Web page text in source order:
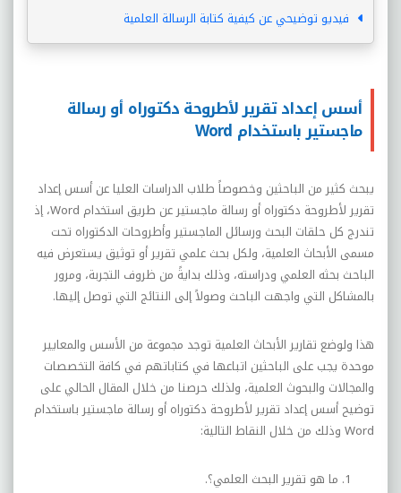
فيديو توضيحي عن كيفية كتابة الرسالة العلمية
أسس إعداد تقرير لأطروحة دكتوراه أو رسالة
ماجستير باستخدام Word
يبحث كثير من الباحثين وخصوصاً طلاب الدراسات العليا عن أسس إعداد
تقرير لأطروحة دكتوراه أو رسالة ماجستير عن طريق استخدام Word، إذ
تندرج كل حلقات البحث ورسائل الماجستير وأطروحات الدكتوراه تحت
مسمى الأبحاث العلمية، ولكل بحث علمي تقرير أو توثيق يستعرض فيه
الباحث بحثه العلمي ودراسته، وذلك بدايةً من ظروف التجربة، ومرور
بالمشاكل التي واجهت الباحث وصولاً إلى النتائج التي توصل إليها.
هذا ولوضع تقارير الأبحاث العلمية توجد مجموعة من الأسس والمعايير
موحدة يجب على الباحثين اتباعها في كتاباتهم في كافة التخصصات
والمجالات والبحوث العلمية، ولذلك حرصنا من خلال المقال الحالي على
توضيح أسس إعداد تقرير لأطروحة دكتوراه أو رسالة ماجستير باستخدام
Word وذلك من خلال النقاط التالية:
ما هو تقرير البحث العلمي؟.